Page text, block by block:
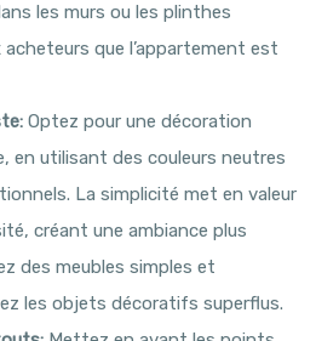
les murs ou les plinthes
que l’appartement est
Optez pour une décoration
en utilisant des couleurs neutres
La simplicité met en valeur
créant une ambiance plus
des meubles simples et
les objets décoratifs superflus.